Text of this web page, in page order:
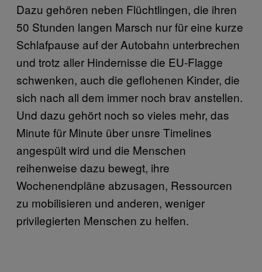
Dazu gehören neben Flüchtlingen, die ihren
50 Stunden langen Marsch nur für eine kurze
Schlafpause auf der Autobahn unterbrechen
und trotz aller Hindernisse die EU-Flagge
schwenken, auch die geflohenen Kinder, die
sich nach all dem immer noch brav anstellen.
Und dazu gehört noch so vieles mehr, das
Minute für Minute über unsre Timelines
angespült wird und die Menschen
reihenweise dazu bewegt, ihre
Wochenendpläne abzusagen, Ressourcen
zu mobilisieren und anderen, weniger
privilegierten Menschen zu helfen.